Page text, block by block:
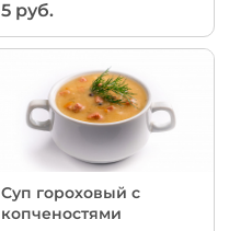
5 руб.
Суп гороховый с
копченостями